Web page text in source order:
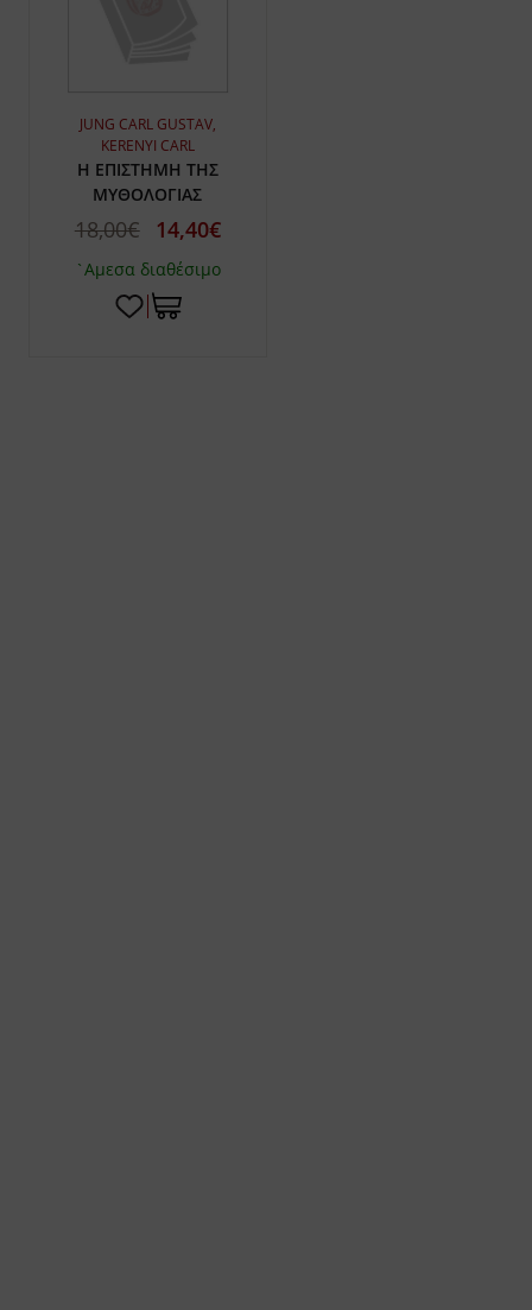
JUNG CARL GUSTAV,
KERENYI CARL
Η ΕΠΙΣΤΗΜΗ ΤΗΣ
ΜΥΘΟΛΟΓΙΑΣ
18,00€ 14,40€
`Αμεσα διαθέσιμο